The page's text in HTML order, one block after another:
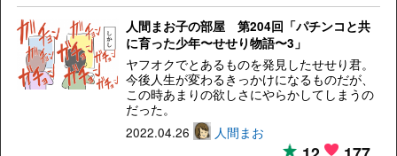
人間まお子の部屋 第204回「パチンコと共
に育った少年〜せせり物語〜3」
ヤフオクでとあるものを発見したせせり君。
今後人生が変わるきっかけになるものだが、
この時あまりの欲しさにやらかしてしまうの
だった。
2022.04.26
人間まお